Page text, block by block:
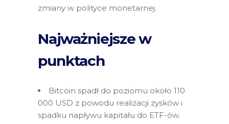
zmiany w polityce monetarnej.
Najważniejsze w
punktach
Bitcoin spadł do poziomu około 110
000 USD z powodu realizacji zysków i
spadku napływu kapitału do ETF-ów.